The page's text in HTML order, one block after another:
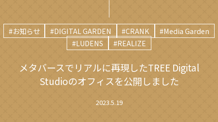
#お知らせ #DIGITAL GARDEN #CRANK
#Media Garden
#LUDENS
#REALIZE
メタバースでリアルに再現したTREE Digital
Studioのオフィスを公開しました
2023.5.19